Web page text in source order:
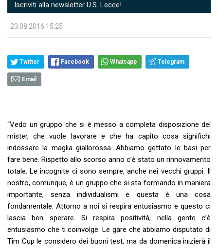
Iscriviti alla newsletter U.S. Lecce!
23.08.2016 15:25
Twitter Facebook Whatsapp Telegram
Email
“Vedo un gruppo che si è messo a completa disposizione del
mister, che vuole lavorare e che ha capito cosa significhi
indossare la maglia giallorossa. Abbiamo gettato le basi per
fare bene. Rispetto allo scorso anno c’è stato un rinnovamento
totale. Le incognite ci sono sempre, anche nei vecchi gruppi. Il
nostro, comunque, è un gruppo che si sta formando in maniera
importante, senza individualismi e questa è una cosa
fondamentale. Attorno a noi si respira entusiasmo e questo ci
lascia ben sperare. Si respira positività, nella gente c’è
entusiasmo che ti coinvolge. Le gare che abbiamo disputato di
Tim Cup le considero dei buoni test, ma da domenica inizierà il